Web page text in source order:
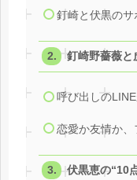
釘崎と伏黒の
釘崎野薔薇と
呼び出しの
恋愛か友情か
伏黒恵の“10